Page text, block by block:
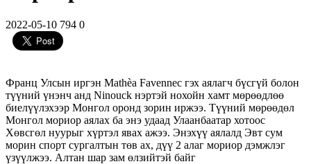
2022-05-10 794 0
Франц Улсын иргэн Mathèa Favennec гэх аялагч бүсгүй болон
түүний үнэнч анд Ninouck нэртэй нохойн хамт мөрөөдлөө
биелүүлэхээр Монгол оронд зорин иржээ. Түүний мөрөөдөл
Монгол мориор аялах ба энэ удаад Улаанбаатар хотоос
Хөвсгөл нуурыг хүртэл явах ажээ. Энэхүү аялалд Эвт сум
морин спорт сургалтын төв ах, дүү 2 алаг мориор дэмжлэг
үзүүлжээ. Алтан шар зам өлзийтэй байг